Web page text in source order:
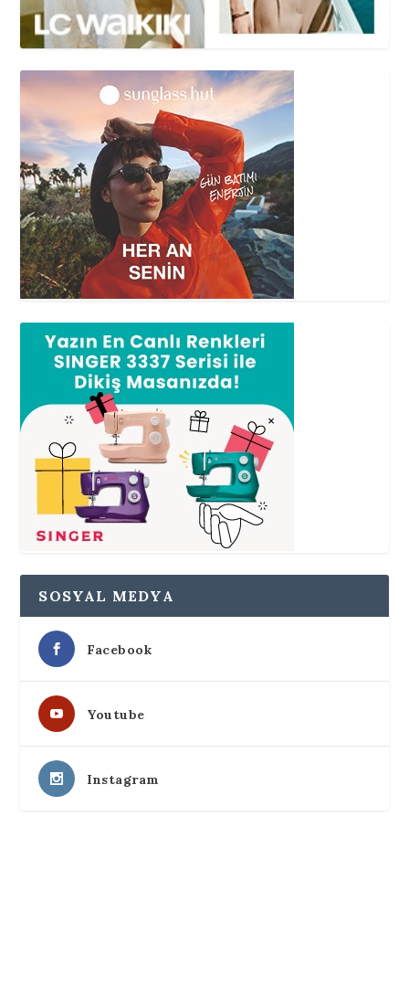
SOSYAL MEDYA
Facebook
Youtube
Instagram